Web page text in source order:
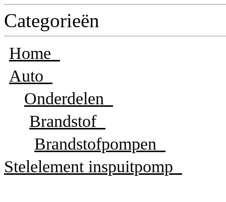
Categorieën
Home
Auto
Onderdelen
Brandstof
Brandstofpompen
Stelelement inspuitpomp